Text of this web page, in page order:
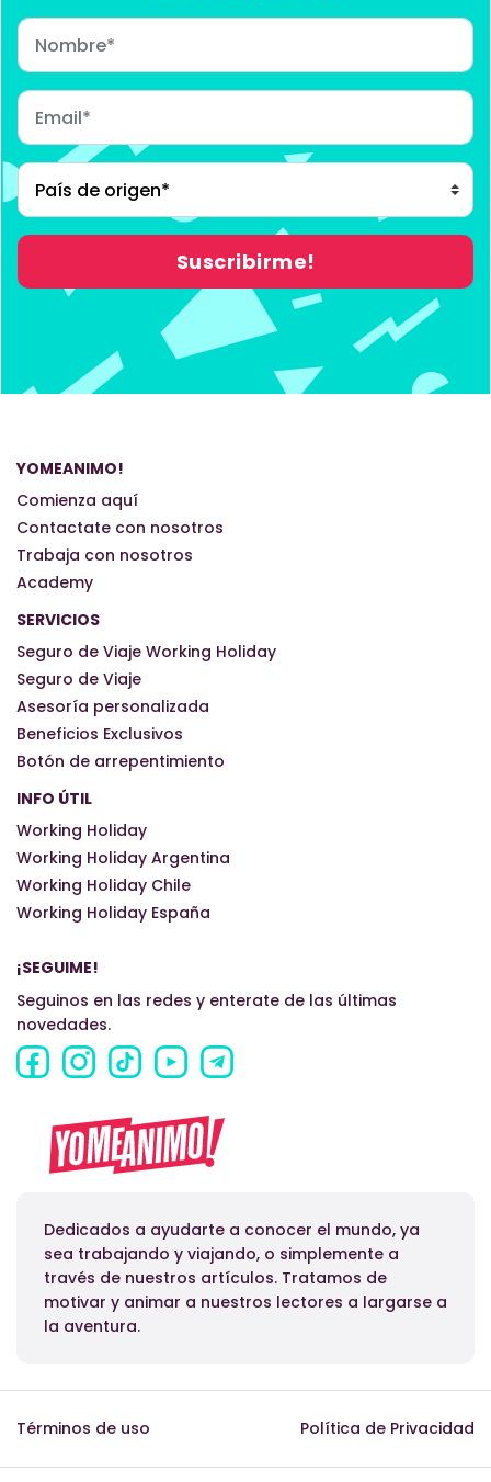
YOMEANIMO!
Comienza aquí
Contactate con nosotros
Trabaja con nosotros
Academy
SERVICIOS
Seguro de Viaje Working Holiday
Seguro de Viaje
Asesoría personalizada
Beneficios Exclusivos
Botón de arrepentimiento
INFO ÚTIL
Working Holiday
Working Holiday Argentina
Working Holiday Chile
Working Holiday España
¡SEGUIME!
Seguinos en las redes y enterate de las últimas
novedades.
Dedicados a ayudarte a conocer el mundo, ya
sea trabajando y viajando, o simplemente a
través de nuestros artículos. Tratamos de
motivar y animar a nuestros lectores a largarse a
la aventura.
Términos de uso Política de Privacidad